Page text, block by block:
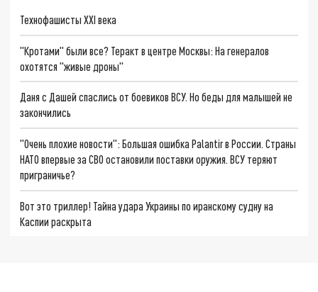
Технофашисты XXI века
"Кротами" были все? Теракт в центре Москвы: На генералов
охотятся "живые дроны"
Даня с Дашей спаслись от боевиков ВСУ. Но беды для малышей не
закончились
"Очень плохие новости": Большая ошибка Palantir в России. Страны
НАТО впервые за СВО остановили поставки оружия. ВСУ теряют
приграничье?
Вот это триллер! Тайна удара Украины по иранскому судну на
Каспии раскрыта